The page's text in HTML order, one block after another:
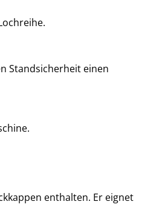
Standsicherheit einen
enthalten. Er eignet